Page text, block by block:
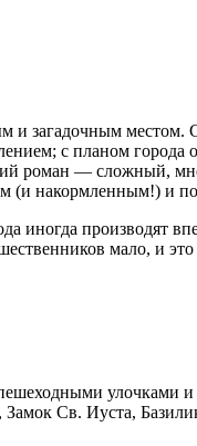
и загадочным местом.
с планом города
роман — сложный,
(и накормленным!) и
иногда производят
мало, и
Св. Иуста,